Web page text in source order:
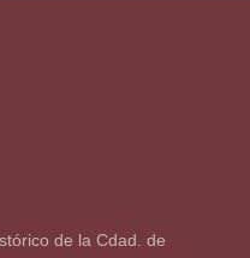
de la Cdad. de